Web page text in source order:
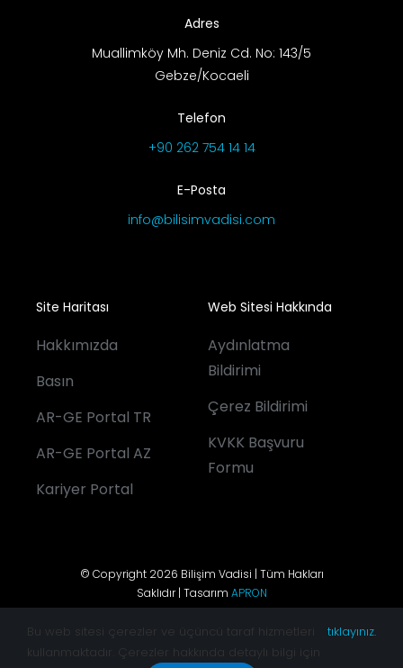
Adres
Muallimköy Mh. Deniz Cd. No: 143/5
Gebze/Kocaeli
Telefon
+90 262 754 14 14
E-Posta
info@bilisimvadisi.com
Site Haritası
Hakkımızda
Basın
AR-GE Portal TR
AR-GE Portal AZ
Kariyer Portal
Web Sitesi Hakkında
Aydınlatma
Bildirimi
Çerez Bildirimi
KVKK Başvuru
Formu
© Copyright 2026 Bilişim Vadisi | Tüm Hakları
Saklıdır | Tasarım APRON
Bu web sitesi çerezler ve üçüncü taraf hizmetleri
kullanmaktadır. Çerezler hakkında detaylı bilgi için
tıklayınız.